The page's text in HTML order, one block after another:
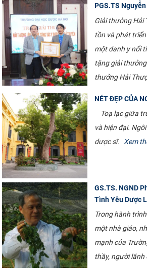
PGS.TS
Giải thưởng Hải
tồn và phát
một danh y nổi
tặng giải
thưởng Hải
NÉT ĐẸP CỦA
Toạ lạc giữa
và hiện đại.
dược sĩ. Xem
GS.TS. NGND
Tình Yêu Dược
Trong hành
một nhà giáo,
mạnh của
thầy, người lãnh